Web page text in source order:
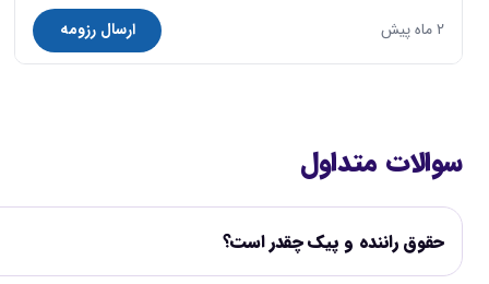
2 ماه پیش ارسال رزومه
سوالات متداول
حقوق راننده و پیک چقدر است؟